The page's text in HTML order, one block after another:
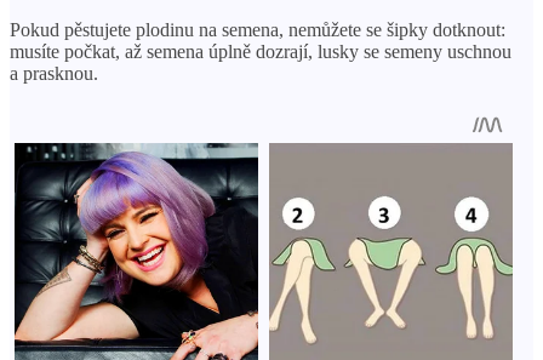
Pokud pěstujete plodinu na semena, nemůžete se šipky dotknout:
musíte počkat, až semena úplně dozrají, lusky se semeny uschnou
a prasknou.